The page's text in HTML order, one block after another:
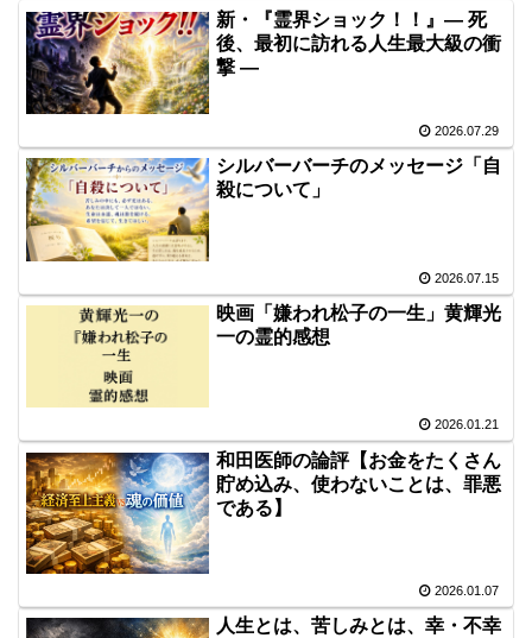
新・『霊界ショック！！』― 死
後、最初に訪れる人生最大級の衝
撃 ―
2026.07.29
シルバーバーチのメッセージ「自
殺について」
2026.07.15
映画「嫌われ松子の一生」黄輝光
一の霊的感想
2026.01.21
和田医師の論評【お金をたくさん
貯め込み、使わないことは、罪悪
である】
2026.01.07
人生とは、苦しみとは、幸・不幸